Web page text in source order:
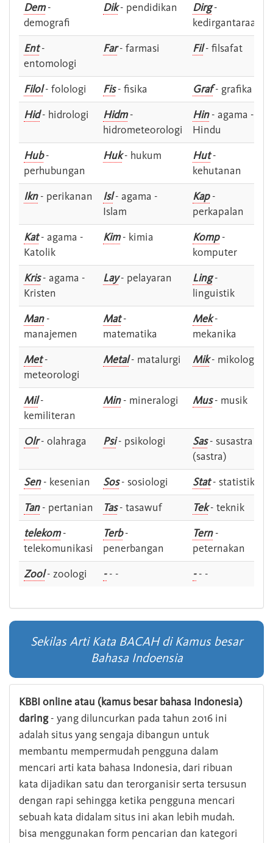
Dem-
demografi
Dik- pendidikan Dirg-
kedirgantaraan
Ent-
entomologi
Far- farmasi Fil- filsafat
Filol- folologi Fis- fisika Graf- grafika
Hid- hidrologi Hidm-
hidrometeorologi
Hin- agama -
Hindu
Hub-
perhubungan
Huk- hukum Hut-
kehutanan
Ikn- perikanan Isl- agama -
Islam
Kap-
perkapalan
Kat- agama -
Katolik
Kim- kimia Komp-
komputer
Kris- agama -
Kristen
Lay- pelayaran Ling-
linguistik
Man-
manajemen
Mat-
matematika
Mek-
mekanika
Met-
meteorologi
Metal- matalurgi Mik- mikologi
Mil-
kemiliteran
Min- mineralogi Mus- musik
Olr- olahraga Psi- psikologi Sas- susastra -
(sastra)
Sen- kesenian Sos- sosiologi Stat- statistik
Tan- pertanian Tas- tasawuf Tek- teknik
telekom-
telekomunikasi
Terb-
penerbangan
Tern-
peternakan
Zool- zoologi -- - -- -
Sekilas Arti Kata BACAH di Kamus besar
Bahasa Indoensia
KBBI online atau (kamus besar bahasa Indonesia)
daring- yang diluncurkan pada tahun 2016 ini
adalah situs yang sengaja dibangun untuk
membantu mempermudah pengguna dalam
mencari arti kata bahasa Indonesia, dari ribuan
kata dijadikan satu dan terorganisir serta tersusun
dengan rapi sehingga ketika pengguna mencari
sebuah kata didalam situs ini akan lebih mudah.
bisa menggunakan form pencarian dan kategori